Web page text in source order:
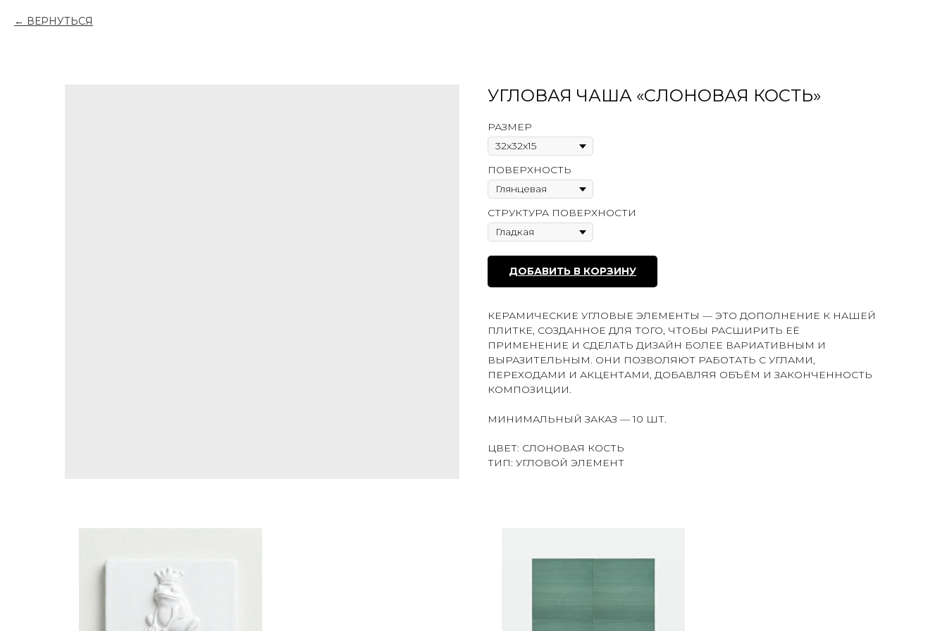
ВЕРНУТЬСЯ
УГЛОВАЯ ЧАША «СЛОНОВАЯ КОСТЬ»
РАЗМЕР
ПОВЕРХНОСТЬ
СТРУКТУРА ПОВЕРХНОСТИ
ДОБАВИТЬ В КОРЗИНУ
КЕРАМИЧЕСКИЕ УГЛОВЫЕ ЭЛЕМЕНТЫ — ЭТО ДОПОЛНЕНИЕ К НАШЕЙ
ПЛИТКЕ, СОЗДАННОЕ ДЛЯ ТОГО, ЧТОБЫ РАСШИРИТЬ ЕЁ
ПРИМЕНЕНИЕ И СДЕЛАТЬ ДИЗАЙН БОЛЕЕ ВАРИАТИВНЫМ И
ВЫРАЗИТЕЛЬНЫМ. ОНИ ПОЗВОЛЯЮТ РАБОТАТЬ С УГЛАМИ,
ПЕРЕХОДАМИ И АКЦЕНТАМИ, ДОБАВЛЯЯ ОБЪЁМ И ЗАКОНЧЕННОСТЬ
КОМПОЗИЦИИ.
МИНИМАЛЬНЫЙ ЗАКАЗ — 10 ШТ.
ЦВЕТ: СЛОНОВАЯ КОСТЬ
ТИП: УГЛОВОЙ ЭЛЕМЕНТ